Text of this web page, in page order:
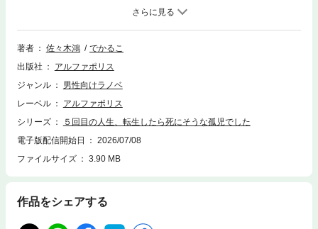
イホームを豪邸に大改造したり……迷宮氾濫から帰還したナディは、気ま
まな日々を謳歌していた。しかし、そんな彼女が所属する冒険者ギルドに
急報が届く。なんと、近隣の都市遺跡で凶悪な魔獣が大量発生したという
のだ。ナディは冒険者総出の討伐戦に参加することに。歴戦の猛者すら物
な使い魔で――!? 規格外な最強少女の冒険ファンタジー、第３弾！
著者 佐々木鴻
でかるこ
出版社
アルファポリス
ジャンル
男性向けラノベ
レーベル
アルファポリス
シリーズ
５回目の人生、転生したら死にそうな孤児でした
電子版配信開始日
2026/07/08
ファイルサイズ
3.90 MB
作品をシェアする